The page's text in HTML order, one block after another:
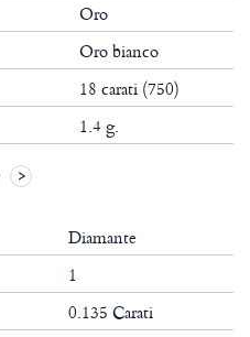
Oro
Oro bianco
18 carati (750)
1.4 g.
Diamante
1
0.135 Carati